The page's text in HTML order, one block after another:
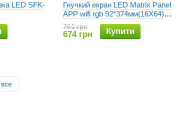
LED SFK-
Гнучкий екран LED Matrix Panel
APP wifi rgb 92*374мм(16X64)
ART-0566
761 грн
674 грн Купити